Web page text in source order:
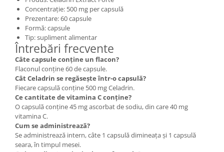
Concentrație: 500 mg per capsulă
Prezentare: 60 capsule
Formă: capsule
Tip: supliment alimentar
Întrebări frecvente
Câte capsule conține un flacon?
Flaconul conține 60 de capsule.
Cât Celadrin se regăsește într-o capsulă?
Fiecare capsulă conține 500 mg Celadrin.
Ce cantitate de vitamina C conține?
O capsulă conține 45 mg ascorbat de sodiu, din care 40 mg
vitamina C.
Cum se administrează?
Se administrează intern, câte 1 capsulă dimineața și 1 capsulă
seara, în timpul mesei.